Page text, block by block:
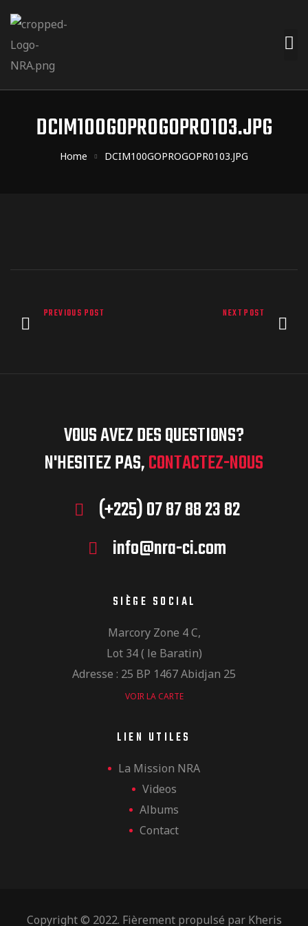
DCIM100GOPROGOPR0103.JPG
Home DCIM100GOPROGOPR0103.JPG
PREVIOUS POST NEXT POST
VOUS AVEZ DES QUESTIONS?
N'HESITEZ PAS,CONTACTEZ-NOUS
(+225) 07 87 88 23 82
info@nra-ci.com
SIÈGE SOCIAL
Marcory Zone 4 C,
Lot 34 ( le Baratin)
Adresse : 25 BP 1467 Abidjan 25
VOIR LA CARTE
LIEN UTILES
La Mission NRA
Videos
Albums
Contact
Copyright © 2022. Fièrement propulsé par Kheris